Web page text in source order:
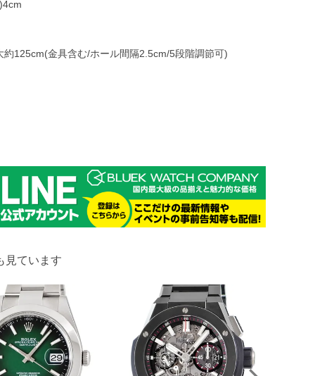
125cm(金具含む/ホール間隔2.5cm/5段階調節可)
見ています